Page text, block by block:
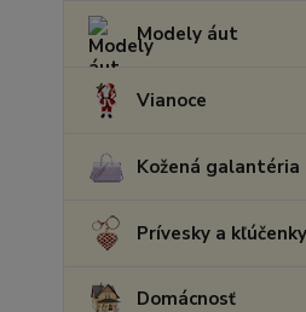
Modely áut
Vianoce
Kožená galantéria
Prívesky a kľúčenky
Domácnosť